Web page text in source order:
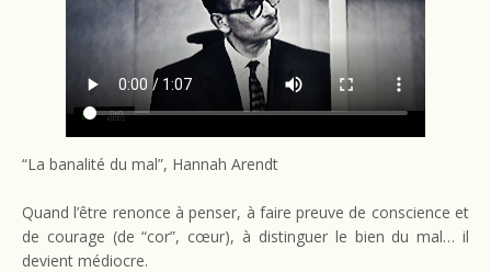
“La banalité du mal”, Hannah Arendt
Quand l’être renonce à penser, à faire preuve de conscience et
de courage (de “cor”, cœur), à distinguer le bien du mal… il
devient médiocre.